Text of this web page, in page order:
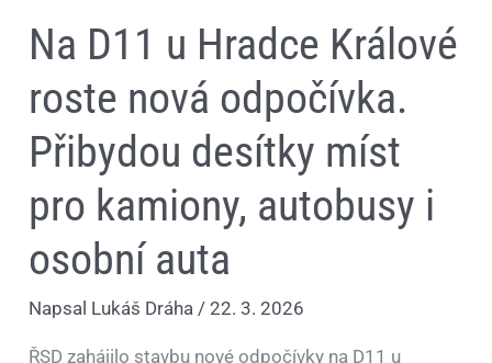
Na D11 u Hradce Králové
roste nová odpočívka.
Přibydou desítky míst
pro kamiony, autobusy i
osobní auta
Napsal Lukáš Dráha /22. 3. 2026
ŘSD zahájilo stavbu nové odpočívky na D11 u